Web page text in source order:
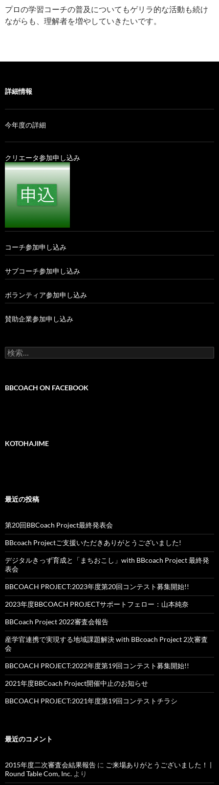
プロの学習コーチの普及についてもゲリラ的な活動も続け
ながらも、理解者を増やしていきたいです。
詳細情報
今年度の詳細
クリエータ参加申し込み
コーチ参加申し込み
サブコーチ参加申し込み
ボランティア参加申し込み
賛助企業参加申し込み
検
索:
BBCOACH ON FACEBOOK
KOTOHAJIME
最近の投稿
第20回BBCoach Project最終発表会
BBcoach Projectご支援いただきありがとうございました!
デジタルきっず育成と「まちおこし」with BBcoach Project 最終発
表会
BBCOACH PROJECT:2023年度第20回コンテスト募集開始!!
2023年度BBCOACH PROJECTサポートフェロー：山本純奈
BBCoach Project 2022審査会報告
産学官連携で実現する地域課題解決 with BBcoach Project 2次審査
会
BBCOACH PROJECT:2022年度第19回コンテスト募集開始!!
2021年度BBCoach Project開催中止のお知らせ
BBCOACH PROJECT:2021年度第19回コンテストチラシ
最近のコメント
2015年度二次審査会結果報告 に ご来場ありがとうございました！ |
Round Table Com, Inc. より